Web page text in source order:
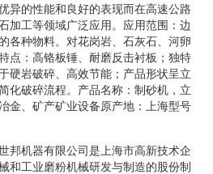
异的性能和良好的表现而在高速公路
加工等领域广泛应用。应用范围：边
各种物料。对花岗岩、石灰石、河卵
点：高铬板锤、耐磨反击衬板；独特
硬岩破碎、高效节能；产品形状呈立
化破碎流程。产品名称：制砂机，立
金、矿产矿业设备原产地：上海型号
邦机器有限公司是上海市高新技术企
和工业磨粉机械研发与制造的股份制